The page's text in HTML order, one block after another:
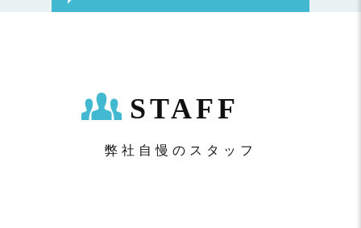
STAFF
弊社自慢のスタッフ